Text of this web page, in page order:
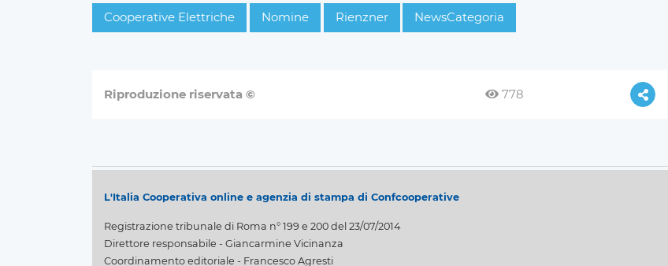
Cooperative Elettriche
Nomine Rienzner NewsCategoria
Riproduzione riservata © 778
L'Italia Cooperativa online e agenzia di stampa di Confcooperative
Registrazione tribunale di Roma n° 199 e 200 del 23/07/2014
Direttore responsabile - Giancarmine Vicinanza
Coordinamento editoriale - Francesco Agresti